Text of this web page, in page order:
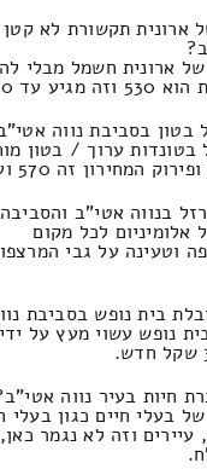
תקשורת לא קטן
ארונית חשמל מבלי
עד 270 ₪.
בסביבת נווה
ערוך / בטון
זה 570 ועד 250 ₪.
בנווה אטי"ב
אלומיניום לכל מקום
בית נופש בסביבת
נופש עשוי מעץ על
חיות בעיר נווה
בעלי חיים כגון בעלי